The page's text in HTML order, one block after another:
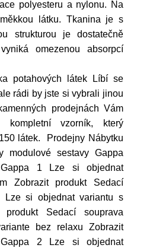
polyesteru a nylonu. Na
látku. Tkanina je s
strukturou je dostatečně
omezenou absorpcí
potahových látek Líbí se
rádi by jste si vybrali jinou
prodejnách Vám
vzorník, který
látek. Prodejny Nábytku
modulové sestavy Gappa
1 Lze si objednat
Zobrazit produkt Sedací
Lze si objednat variantu s
produkt Sedací souprava
bez relaxu Zobrazit
2 Lze si objednat